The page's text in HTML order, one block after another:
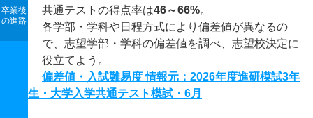
卒業後
の進路
共通テストの得点率は46～66%。
各学部・学科や日程方式により偏差値が異なるの
で、志望学部・学科の偏差値を調べ、志望校決定に
役立てよう。
偏差値・入試難易度 情報元：2026年度進研模試3年
生・大学入学共通テスト模試・6月